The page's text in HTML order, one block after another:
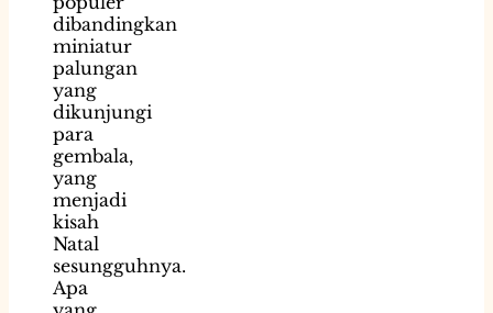
dibandingkan
miniatur
palungan
yang
dikunjungi
para
gembala,
yang
menjadi
kisah
Natal
sesungguhnya.
Apa